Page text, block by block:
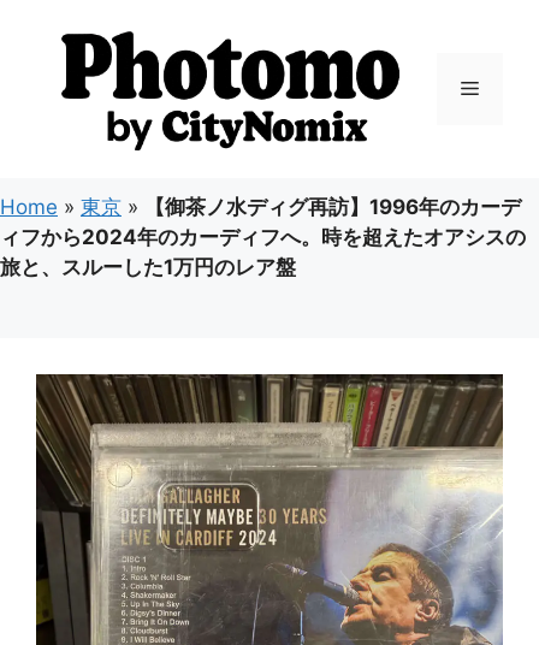
ス
キ
ッ
プ
メ
ュ
Home » 東京 »
【御茶ノ水ディグ再訪】1996年のカーデ
ィフから2024年のカーディフへ。時を超えたオアシスの
旅と、スルーした1万円のレア盤